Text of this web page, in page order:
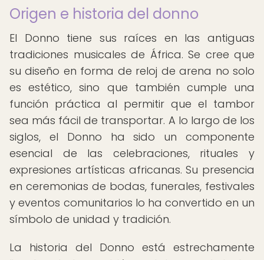
Origen e historia del donno
El Donno tiene sus raíces en las antiguas
tradiciones musicales de África. Se cree que
su diseño en forma de reloj de arena no solo
es estético, sino que también cumple una
función práctica al permitir que el tambor
sea más fácil de transportar. A lo largo de los
siglos, el Donno ha sido un componente
esencial de las celebraciones, rituales y
expresiones artísticas africanas. Su presencia
en ceremonias de bodas, funerales, festivales
y eventos comunitarios lo ha convertido en un
símbolo de unidad y tradición.
La historia del Donno está estrechamente